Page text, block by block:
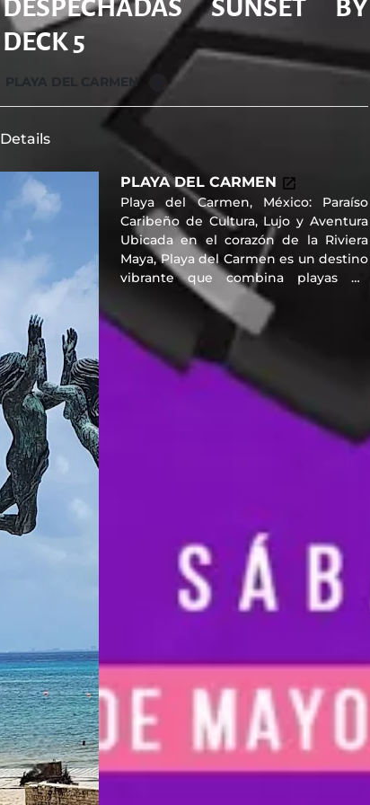
DESPECHADAS SUNSET BY
DECK 5
PLAYA DEL CARMEN
Details
PLAYA DEL CARMEN
Playa del Carmen, México: Paraíso
Caribeño de Cultura, Lujo y Aventura
Ubicada en el corazón de la Riviera
Maya, Playa del Carmen es un destino
vibrante que combina playas de
arena blanca, aguas cristalinas y una
oferta turística de primer nivel.
Conocida por su ambiente
cosmopolita, esta joya del Caribe
Mexicano atrae a viajeros de todo el
mundo en busca de relajación,
aventura y experiencias inolvidables.
La icónica Quinta Avenida es el alma
de la ciudad, un paseo peatonal
solo minutos de Playa del Carmen, se
encuentran maravillas naturales como
los cenotes sagrados, la imponente
zona arqueológica de Tulum y el
espectacular parque ecoarqueológico
para los amantes del ecoturismo y la
vida nocturna, Playa del Carmen es
un destino imprescindible en el
Caribe Mexicano. ¡Descubre la magia
de este paraíso y déjate envolver por
su energía incomparable!